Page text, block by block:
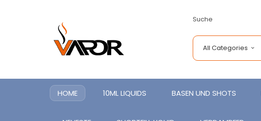
Suche
All Categories
HOME 10ML LIQUIDS BASEN UND SHOTS